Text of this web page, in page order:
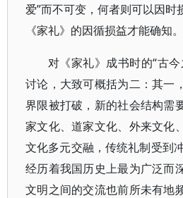
爱”而不可变，何者则可以因时
《家礼》的因循损益才能确知。
对《家礼》成书时的“古
讨论，大致可概括为二：其一
界限被打破，新的社会结构需
家文化、道家文化、外来文化
文化多元交融，传统礼制受到
经历着我国历史上最为广泛而
文明之间的交流也前所未有地